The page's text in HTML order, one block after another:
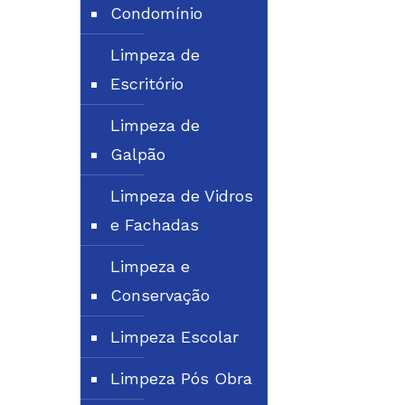
Condomínio
Limpeza de
Escritório
Limpeza de
Galpão
Limpeza de Vidros
e Fachadas
Limpeza e
Conservação
Limpeza Escolar
Limpeza Pós Obra